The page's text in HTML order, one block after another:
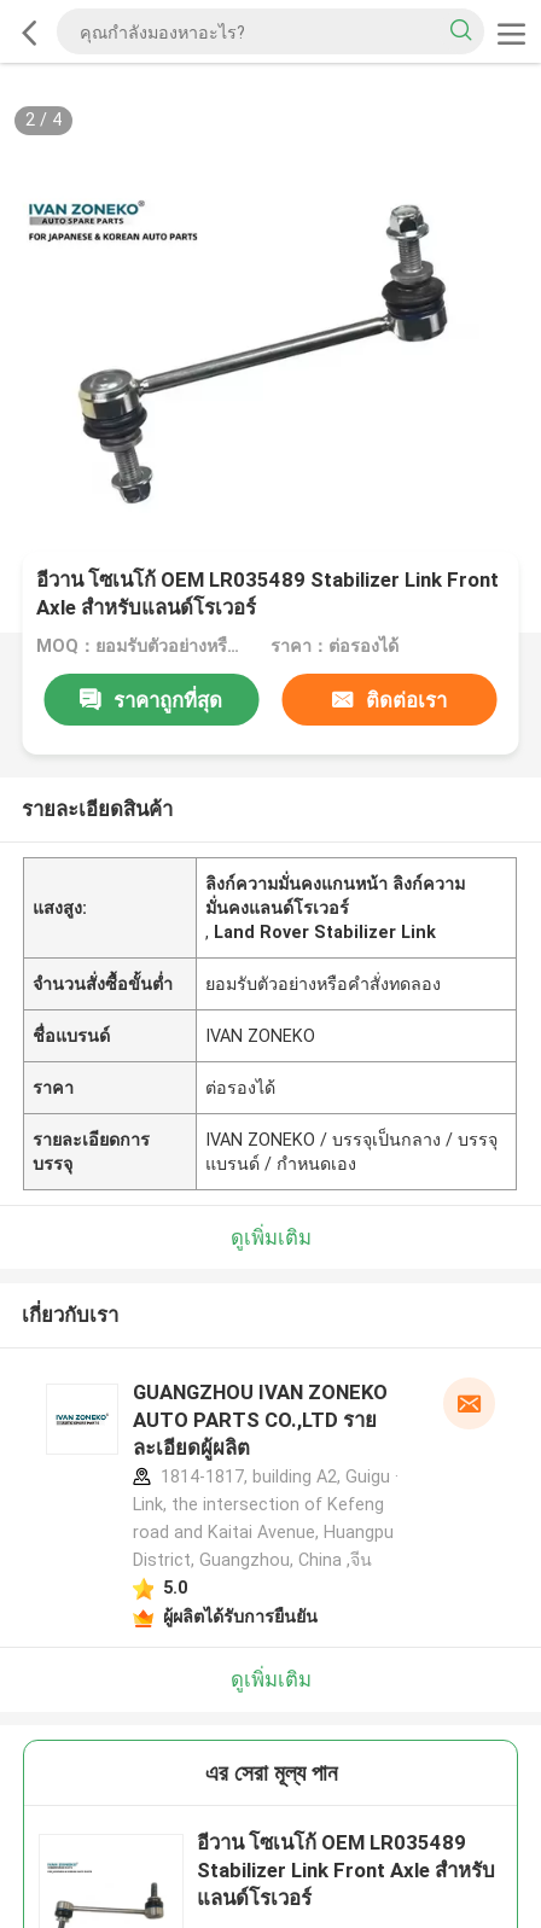
2/ 4
อีวาน โซเนโก้ OEM LR035489 Stabilizer Link Front
Axle สําหรับแลนด์โรเวอร์
MOQ：ยอมรับตัวอย่างหรือคำสั่งทดลอง ราคา：ต่อรองได้
ราคาถูกที่สุด ติดต่อเรา
รายละเอียดสินค้า
แสงสูง:
ลิงก์ความมั่นคงแกนหน้า ลิงก์ความ
มั่นคงแลนด์โรเวอร์
, Land Rover Stabilizer Link
จำนวนสั่งซื้อขั้นต่ำ ยอมรับตัวอย่างหรือคำสั่งทดลอง
ชื่อแบรนด์ IVAN ZONEKO
ราคา ต่อรองได้
รายละเอียดการ
บรรจุ
IVAN ZONEKO / บรรจุเป็นกลาง / บรรจุ
แบรนด์ / กำหนดเอง
ดูเพิ่มเติม
เกี่ยวกับเรา
GUANGZHOU IVAN ZONEKO
AUTO PARTS CO.,LTD ราย
ละเอียดผู้ผลิต
1814-1817, building A2, Guigu ·
Link, the intersection of Kefeng
road and Kaitai Avenue, Huangpu
District, Guangzhou, China ,จีน
5.0
ผู้ผลิตได้รับการยืนยัน
ดูเพิ่มเติม
এর সেরা মূল্য পান
อีวาน โซเนโก้ OEM LR035489
Stabilizer Link Front Axle สําหรับ
แลนด์โรเวอร์